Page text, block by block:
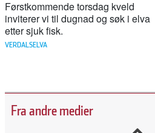
Førstkommende torsdag kveld
inviterer vi til dugnad og søk i elva
etter sjuk fisk.
VERDALSELVA
Fra andre medier
11. februar 2026
Nu starter genskabelsen af
Vestbirksøerne
Canada stengde 47
tilbake